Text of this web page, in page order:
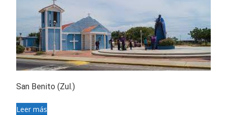
San Benito (Zul.)
Leer más